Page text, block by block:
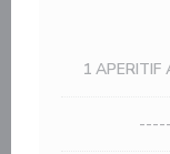
1 APERITIF